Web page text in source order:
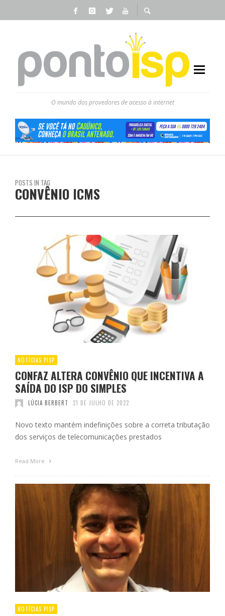
O mundo dos provedores de acesso à internet
POSTS IN TAG
CONVÊNIO ICMS
NOTÍCIAS PISP
CONFAZ ALTERA CONVÊNIO QUE INCENTIVA A
SAÍDA DO ISP DO SIMPLES
LÚCIA BERBERT 21 DE JULHO DE 2022
Novo texto mantém indefinições sobre a correta tributação
dos serviços de telecomunicações prestados
Read More
NOTÍCIAS PISP